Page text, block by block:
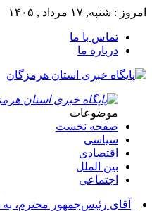
امروز : شنبه, ۱۷ مرداد , ۱۴۰۵
تماس با ما
درباره ما
موضوعات
صفحه نخست
سیاسی
اقتصادی
بین الملل
اجتماعی
آقای رئیس‌جمهور محترم، به